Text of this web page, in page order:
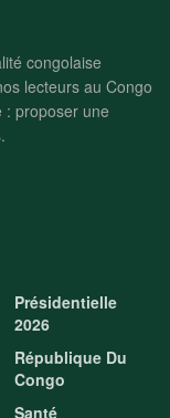
congolaise
lecteurs au Congo
: proposer une
Présidentielle
2026
République Du
Congo
Santé